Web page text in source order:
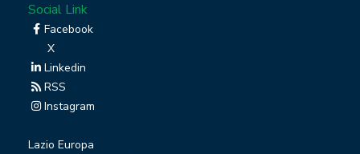
Social Link
Facebook
X
Linkedin
RSS
Instagram
Lazio Europa